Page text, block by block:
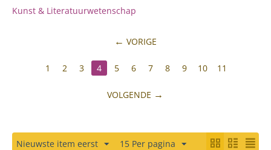
Kunst & Literatuurwetenschap
VORIGE
1 2 3 4 5 6 7 8 9 10 11
VOLGENDE
Nieuwste item eerst 15 Per pagina